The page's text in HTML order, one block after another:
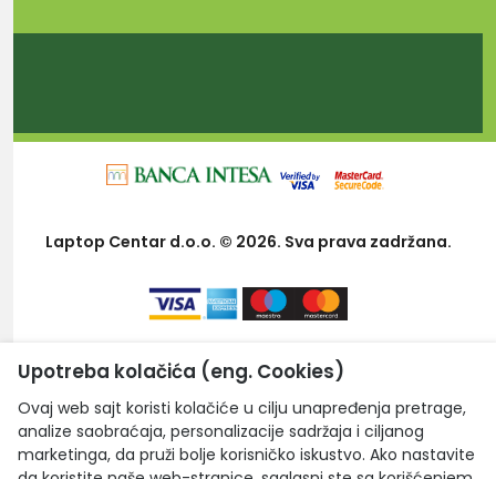
Laptop Centar d.o.o. © 2026. Sva prava zadržana.
Upotreba kolačića (eng. Cookies)
Ovaj web sajt koristi kolačiće u cilju unapređenja pretrage,
analize saobraćaja, personalizacije sadržaja i ciljanog
marketinga, da pruži bolje korisničko iskustvo. Ako nastavite